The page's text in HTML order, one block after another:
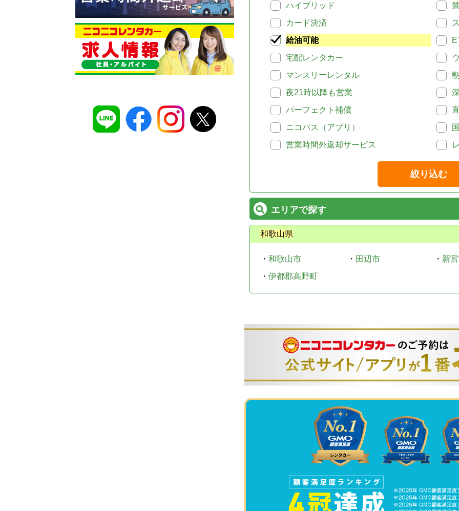
ハイブリッド
カード決済
給油可能
宅配レンタカー
マンスリーレンタル
夜21時以降も営業
パーフェクト補償
ニコパス（アプリ）
営業時間外返却サービス
絞り込む
エリアで探す
和歌山県
・ 和歌山市 ・ 田辺市 ・ 新
・ 伊都郡高野町